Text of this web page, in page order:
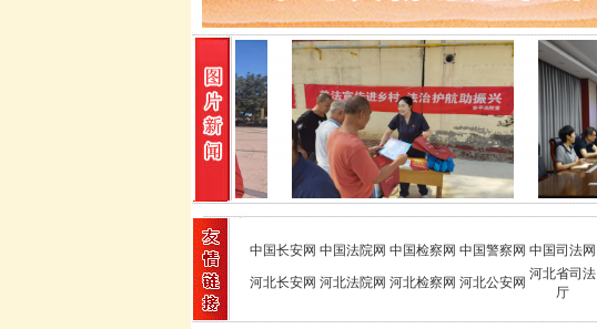
中国长安网 中国法院网 中国检察网 中国警察网 中国司法网
河北长安网 河北法院网 河北检察网 河北公安网
河北省司法
厅